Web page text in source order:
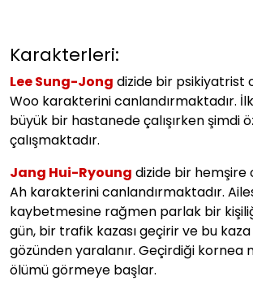
Karakterleri:
Lee Sung-Jong dizide bir psikiyatrist
Woo karakterini canlandırmaktadır.
büyük bir hastanede çalışırken şimdi
çalışmaktadır.
Jang Hui-Ryoung dizide bir hemşire
Ah karakterini canlandırmaktadır.
kaybetmesine rağmen parlak bir
gün, bir trafik kazası geçirir ve bu kaza
gözünden yaralanır. Geçirdiği kornea
ölümü görmeye başlar.